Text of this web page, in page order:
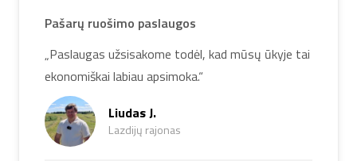
Pašarų ruošimo paslaugos
„Paslaugas užsisakome todėl, kad mūsų ūkyje tai
ekonomiškai labiau apsimoka.“
Liudas J.
Lazdijų rajonas